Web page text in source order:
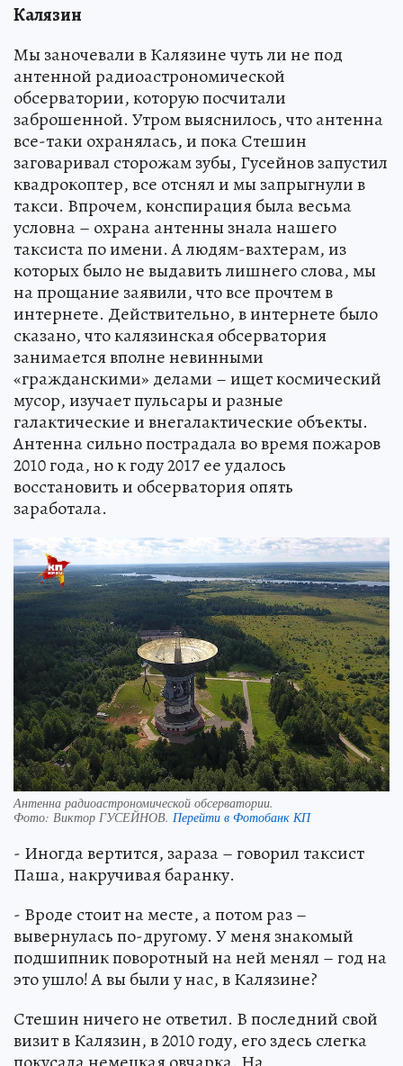
Калязин
Мы заночевали в Калязине чуть ли не под
антенной радиоастрономической
обсерватории, которую посчитали
заброшенной. Утром выяснилось, что антенна
все-таки охранялась, и пока Стешин
заговаривал сторожам зубы, Гусейнов запустил
квадрокоптер, все отснял и мы запрыгнули в
такси. Впрочем, конспирация была весьма
условна – охрана антенны знала нашего
таксиста по имени. А людям-вахтерам, из
которых было не выдавить лишнего слова, мы
на прощание заявили, что все прочтем в
интернете. Действительно, в интернете было
сказано, что калязинская обсерватория
занимается вполне невинными
«гражданскими» делами – ищет космический
мусор, изучает пульсары и разные
галактические и внегалактические объекты.
Антенна сильно пострадала во время пожаров
2010 года, но к году 2017 ее удалось
восстановить и обсерватория опять
заработала.
Антенна радиоастрономической обсерватории.
Фото: Виктор ГУСЕЙНОВ. Перейти в Фотобанк КП
- Иногда вертится, зараза – говорил таксист
Паша, накручивая баранку.
- Вроде стоит на месте, а потом раз –
вывернулась по-другому. У меня знакомый
подшипник поворотный на ней менял – год на
это ушло! А вы были у нас, в Калязине?
Стешин ничего не ответил. В последний свой
визит в Калязин, в 2010 году, его здесь слегка